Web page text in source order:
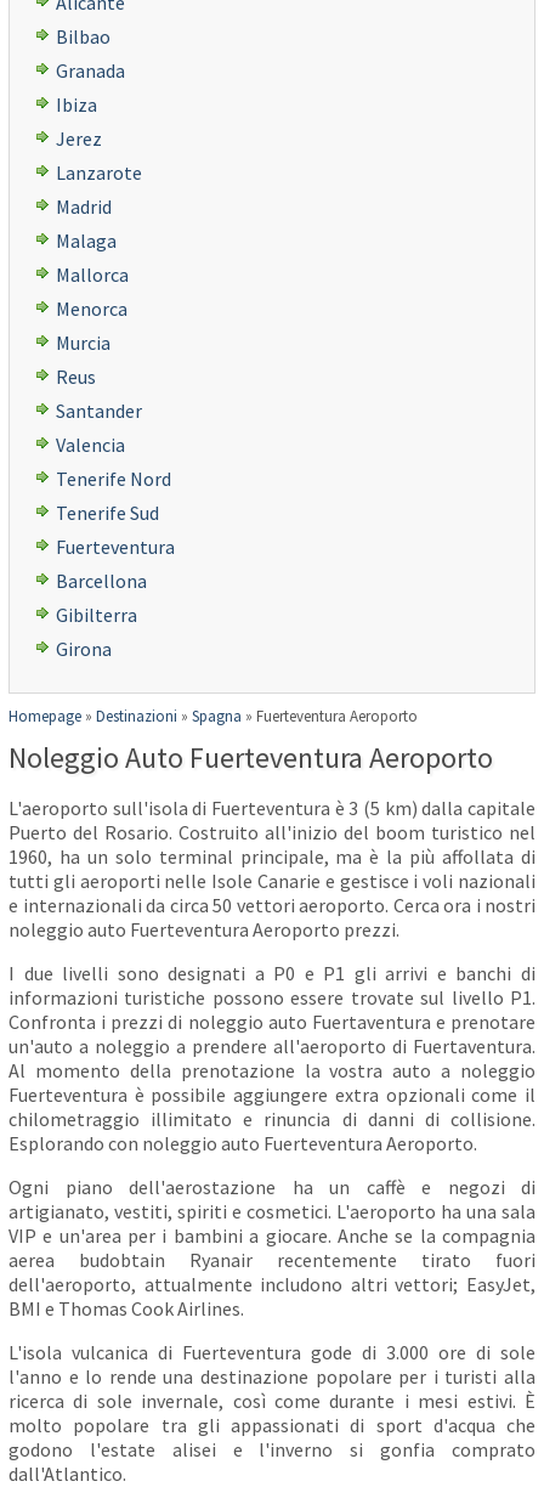
Bilbao
Granada
Ibiza
Jerez
Lanzarote
Madrid
Malaga
Mallorca
Menorca
Murcia
Reus
Santander
Valencia
Tenerife Nord
Tenerife Sud
Fuerteventura
Barcellona
Gibilterra
Girona
Homepage » Destinazioni » Spagna » Fuerteventura Aeroporto
Noleggio Auto Fuerteventura Aeroporto
L'aeroporto sull'isola di Fuerteventura è 3 (5 km) dalla capitale
Puerto del Rosario. Costruito all'inizio del boom turistico nel
1960, ha un solo terminal principale, ma è la più affollata di
tutti gli aeroporti nelle Isole Canarie e gestisce i voli nazionali
e internazionali da circa 50 vettori aeroporto. Cerca ora i nostri
noleggio auto Fuerteventura Aeroporto prezzi.
I due livelli sono designati a P0 e P1 gli arrivi e banchi di
informazioni turistiche possono essere trovate sul livello P1.
Confronta i prezzi di noleggio auto Fuertaventura e prenotare
un'auto a noleggio a prendere all'aeroporto di Fuertaventura.
Al momento della prenotazione la vostra auto a noleggio
Fuerteventura è possibile aggiungere extra opzionali come il
chilometraggio illimitato e rinuncia di danni di collisione.
Esplorando con noleggio auto Fuerteventura Aeroporto.
Ogni piano dell'aerostazione ha un caffè e negozi di
artigianato, vestiti, spiriti e cosmetici. L'aeroporto ha una sala
VIP e un'area per i bambini a giocare. Anche se la compagnia
aerea budobtain Ryanair recentemente tirato fuori
dell'aeroporto, attualmente includono altri vettori; EasyJet,
BMI e Thomas Cook Airlines.
L'isola vulcanica di Fuerteventura gode di 3.000 ore di sole
l'anno e lo rende una destinazione popolare per i turisti alla
ricerca di sole invernale, così come durante i mesi estivi. È
molto popolare tra gli appassionati di sport d'acqua che
godono l'estate alisei e l'inverno si gonfia comprato
dall'Atlantico.